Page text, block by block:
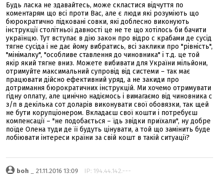
Будь ласка не здавайтесь, може скластися відчуття по
коментарям що всі проти Вас, але є люди які розуміють що
бюрократично підковані совки, які доблесно виконують
інструкції столітньої давності це не те що хотілось би бачити
українцю. Тут вступає в дію закон про відро с крабами де сусід
тягне сусіда і не дає йому вибратись, всі заклики про "рівність",
"мінімалку", "особливе ставлення до чиновника" і т.д. це той
якір який тягне вниз. Можете вибивати для України мільйони,
отримуйте максимальний супровід від системи – так має
працювати дійсно ефективний уряд, а не закиди про
дотримання бюрократичних інструкцій. Ми хочемо отримувати
гідну оплату, але цинічно надіємось і вимагаємо від чиновника с
з/п в декілька сот доларів виконувати свої обовязки, так щей
не бути корупціонером. Вкладаєш свої кошти і потребуєш
компенсації – "не подобається – їдь звідки приїхали", ну добре
поїде Олена туди де її будуть цінувати, а той що замінить буде
лобіювати інтереси країни за свій кошт в такій ситуації?
boh _ 21.11.2016 13:09 IP: 194.44.142.---